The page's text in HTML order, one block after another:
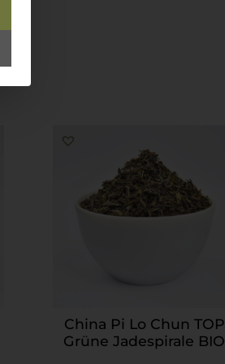
China Pi Lo Chun TOP
Grüne Jadespirale BIO